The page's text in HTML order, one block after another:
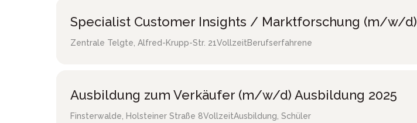
Specialist Customer Insights / Marktforschung (m/w/d)
Zentrale Telgte Alfred-Krupp-Str. 21VollzeitBerufserfahrene
Ausbildung zum Verkäufer (m/w/d) Ausbildung 2025
Finsterwalde Holsteiner Straße 8VollzeitAusbildung, Schüler